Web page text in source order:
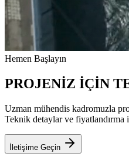
Hemen Başlayın
PROJENİZ İÇİN
Uzman mühendis kadromuzla
Teknik detaylar ve fiyatlandırma
İletişime Geçin